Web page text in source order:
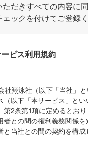
だきすべての内容に
ックを付けてご登録く
ビス利用規約
社翔泳社（以下「当社」と
（以下「本サービス」とい
2条第1項に定めるとおり
者との間の権利義務関係を
当社との間の契約を構成